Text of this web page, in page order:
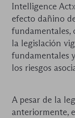
Intelligence
efecto dañino
fundamentales,
la legislación
fundamentales
los riesgos
A pesar de la
anteriormente,